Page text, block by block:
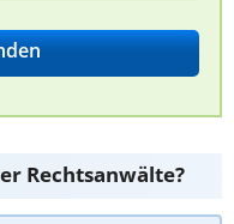
Rechtsanwälte?